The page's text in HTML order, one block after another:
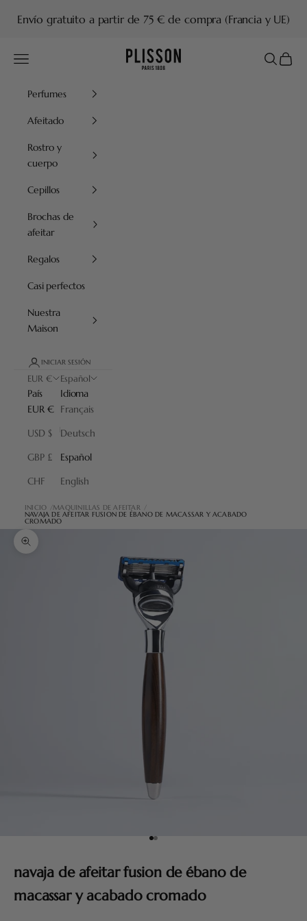
Envío gratuito a partir de 75 € de compra (Francia y UE)
Plisson 1808
Menú Buscar
Cesta
Perfumes
Afeitado
Rostro y
cuerpo
Cepillos
Brochas de
afeitar
Regalos
Casi perfectos
Nuestra
Maison
INICIAR SESIÓN
EUR €
País
EUR €
USD $
GBP £
CHF
Español
Idioma
Français
Deutsch
Español
English
INICIO MAQUINILLAS DE AFEITAR
NAVAJA DE AFEITAR FUSION DE ÉBANO DE MACASSAR Y ACABADO
CROMADO
Zoom
Ir al artículo 1
Ir al artículo 2
navaja de afeitar fusion de ébano de
macassar y acabado cromado